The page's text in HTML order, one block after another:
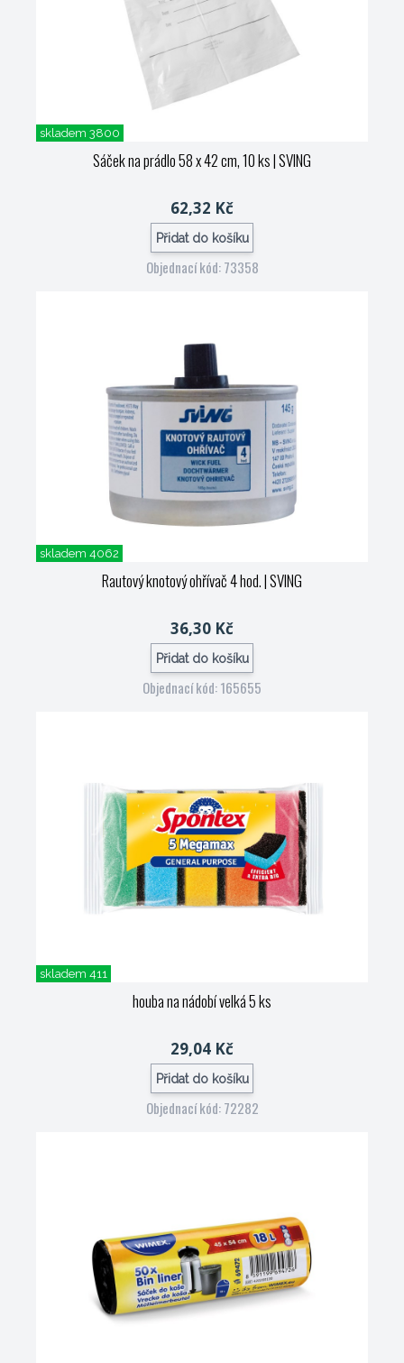
skladem 3800
Sáček na prádlo 58 x 42 cm, 10 ks| SVING
62,32 Kč
Přidat do košíku
Objednací kód: 73358
skladem 4062
Rautový knotový ohřívač 4 hod.| SVING
36,30 Kč
Přidat do košíku
Objednací kód: 165655
skladem 411
houba na nádobí velká 5 ks
29,04 Kč
Přidat do košíku
Objednací kód: 72282